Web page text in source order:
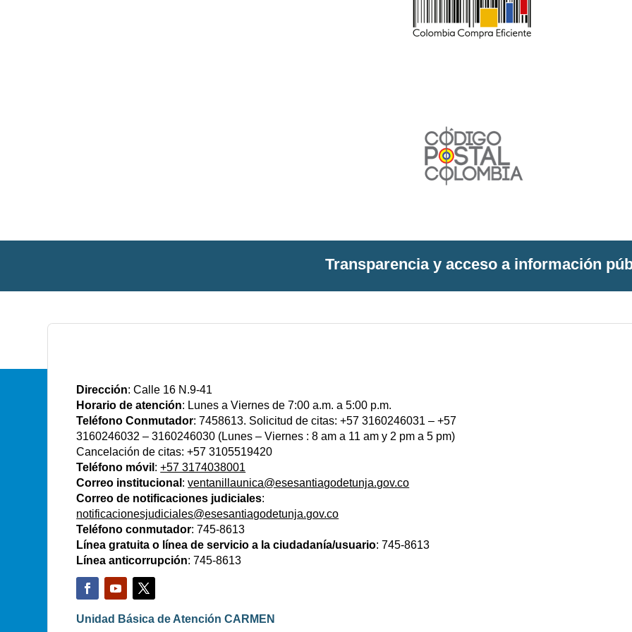
Transparencia y acceso a información
Dirección: Calle 16 N.9-41
Horario de atención: Lunes a Viernes de 7:00 a.m. a 5:00 p.m.
Teléfono Conmutador: 7458613. Solicitud de citas: +57 3160246031 – +57
3160246032 – 3160246030 (Lunes – Viernes : 8 am a 11 am y 2 pm a 5 pm)
Cancelación de citas: +57 3105519420
Teléfono móvil :+57 3174038001
Correo institucional :ventanillaunica@esesantiagodetunja.gov.co
Correo de notificaciones judiciales:
notificacionesjudiciales@esesantiagodetunja.gov.co
Teléfono conmutador: 745-8613
Línea gratuita o línea de servicio a la ciudadanía/usuario: 745-8613
Línea anticorrupción: 745-8613
Unidad Básica de Atención CARMEN